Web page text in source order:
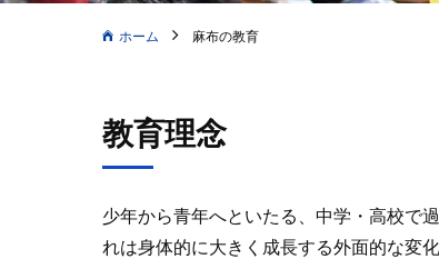
ホーム 麻布の教育
教育理念
少年から青年へといたる、中学・高校で
れは身体的に大きく成長する外面的な変